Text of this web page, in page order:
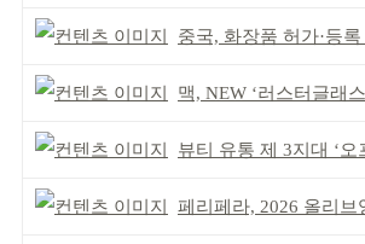
중국, 화장품 허가·등록 대수술
맥, NEW ‘러스터글래스 쉬어
뷰티 유통 제 3지대 ‘오
페리페라, 2026 올리브영X